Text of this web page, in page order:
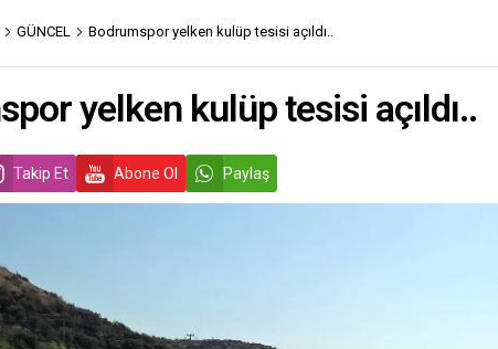
GÜNCEL Bodrumspor yelken kulüp tesisi açıldı..
yelken kulüp tesisi açıldı..
Takip Et Abone Ol Paylaş